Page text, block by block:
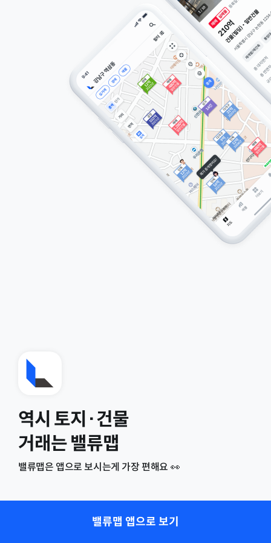
역시 토지·건물
거래는 밸류맵
밸류맵은 앱으로 보시는게 가장 편해요 👀
밸류맵 앱으로 보기